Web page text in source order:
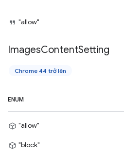
"allow"
ImagesContentSetting
Chrome 44 trở lên
ENUM
"allow"
"block"